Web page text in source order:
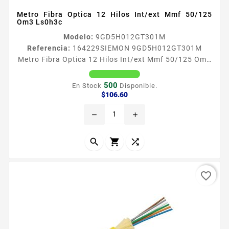
Metro Fibra Optica 12 Hilos Int/ext Mmf 50/125
Om3 Ls0h3c
Modelo: 9GD5H012GT301M
Referencia: 164229SIEMON 9GD5H012GT301M
Metro Fibra Optica 12 Hilos Int/ext Mmf 50/125 Om3
Ls0h3c METRO FIBRA OPTICA 12 HILOS INTEXT MMF
50125 OM3 LS0H3C
En Stock 500 Disponible.
$106.60Precio
remove add
  
favorite_border